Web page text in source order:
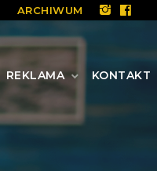
ARCHIWUM
REKLAMA KONTAKT